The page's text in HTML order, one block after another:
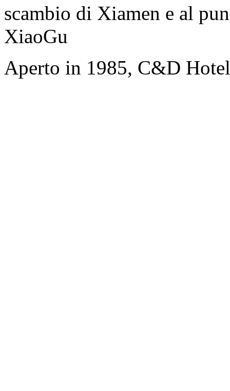
scambio di Xiamen e al
XiaoGu
Aperto in 1985, C&D